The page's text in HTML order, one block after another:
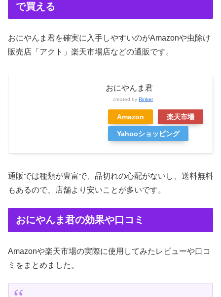
で買える
おにやんま君を確実に入手しやすいのがAmazonや虫除け
販売店「アクト」楽天市場店などの通販です。
おにやんま君
created by Rinker
Amazon 楽天市場
Yahooショッピング
通販では種類が豊富で、品切れの心配がないし、送料無料
もあるので、店舗より安いことが多いです。
おにやんま君の効果や口コミ
Amazonや楽天市場の実際に使用してみたレビューや口コ
ミをまとめました。